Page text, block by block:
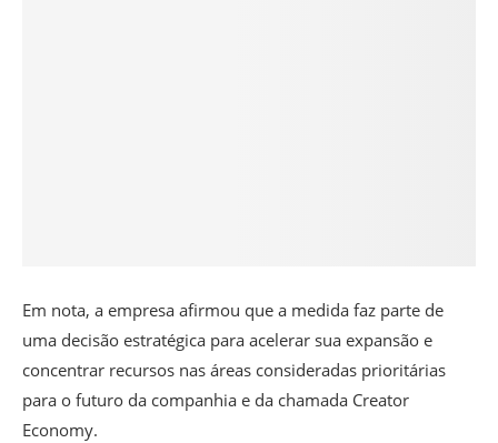
Em nota, a empresa afirmou que a medida faz parte de
uma decisão estratégica para acelerar sua expansão e
concentrar recursos nas áreas consideradas prioritárias
para o futuro da companhia e da chamada Creator
Economy.